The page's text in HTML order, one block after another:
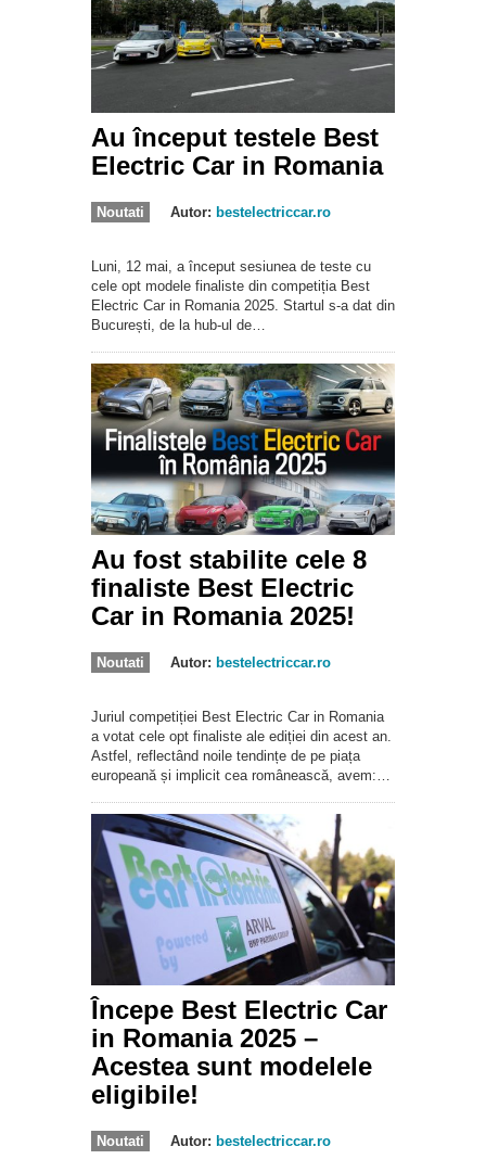
Au început testele Best
Electric Car in Romania
Noutati Autor: bestelectriccar.ro
Luni, 12 mai, a început sesiunea de teste cu
cele opt modele finaliste din competiția Best
Electric Car in Romania 2025. Startul s-a dat din
București, de la hub-ul de…
Au fost stabilite cele 8
finaliste Best Electric
Car in Romania 2025!
Noutati Autor: bestelectriccar.ro
Juriul competiției Best Electric Car in Romania
a votat cele opt finaliste ale ediției din acest an.
Astfel, reflectând noile tendințe de pe piața
europeană și implicit cea românească, avem:…
Începe Best Electric Car
in Romania 2025 –
Acestea sunt modelele
eligibile!
Noutati Autor: bestelectriccar.ro